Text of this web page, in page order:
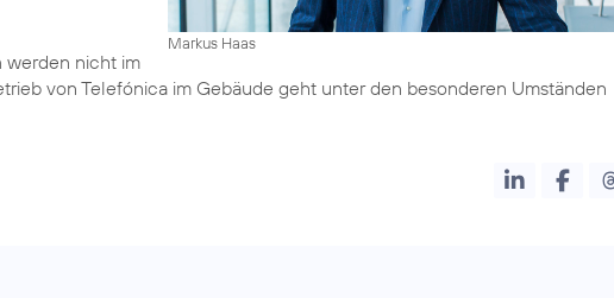
Markus Haas
werden nicht im
von Telefónica im Gebäude geht unter den besonderen Umständen